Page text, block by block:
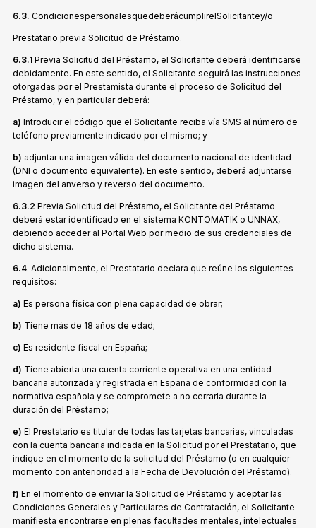
6.3. CondicionespersonalesquedeberácumplirelSolicitantey/o
Prestatario previa Solicitud de Préstamo.
6.3.1 Previa Solicitud del Préstamo, el Solicitante deberá identificarse
debidamente. En este sentido, el Solicitante seguirá las instrucciones
otorgadas por el Prestamista durante el proceso de Solicitud del
Préstamo, y en particular deberá:
a) Introducir el código que el Solicitante reciba vía SMS al número de
teléfono previamente indicado por el mismo; y
b) adjuntar una imagen válida del documento nacional de identidad
(DNI o documento equivalente). En este sentido, deberá adjuntarse
imagen del anverso y reverso del documento.
6.3.2 Previa Solicitud del Préstamo, el Solicitante del Préstamo
deberá estar identificado en el sistema KONTOMATIK o UNNAX,
debiendo acceder al Portal Web por medio de sus credenciales de
dicho sistema.
6.4. Adicionalmente, el Prestatario declara que reúne los siguientes
requisitos:
a) Es persona física con plena capacidad de obrar;
b) Tiene más de 18 años de edad;
c) Es residente fiscal en España;
d) Tiene abierta una cuenta corriente operativa en una entidad
bancaria autorizada y registrada en España de conformidad con la
normativa española y se compromete a no cerrarla durante la
duración del Préstamo;
e) El Prestatario es titular de todas las tarjetas bancarias, vinculadas
con la cuenta bancaria indicada en la Solicitud por el Prestatario, que
indique en el momento de la solicitud del Préstamo (o en cualquier
momento con anterioridad a la Fecha de Devolución del Préstamo).
f) En el momento de enviar la Solicitud de Préstamo y aceptar las
Condiciones Generales y Particulares de Contratación, el Solicitante
manifiesta encontrarse en plenas facultades mentales, intelectuales